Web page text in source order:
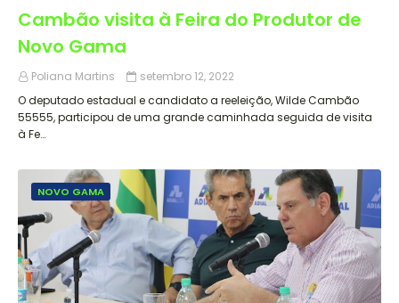
Cambão visita à Feira do Produtor de
Novo Gama
Poliana Martins
setembro 12, 2022
O deputado estadual e candidato a reeleição, Wilde Cambão
55555, participou de uma grande caminhada seguida de visita
à Fe…
NOVO GAMA